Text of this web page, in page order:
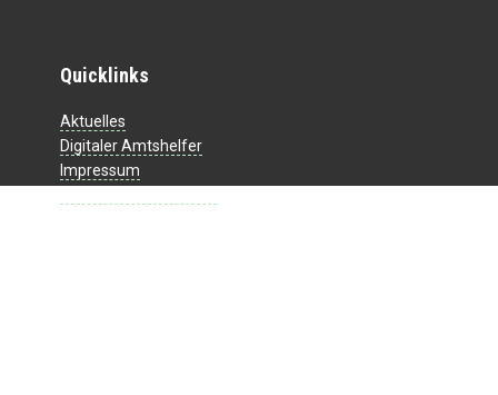
Quicklinks
Aktuelles
Digitaler Amtshelfer
Impressum